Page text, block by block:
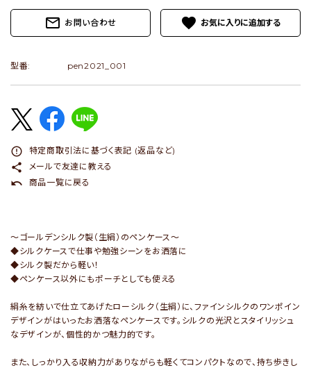
- ご利用ガイド
- まとめ買いでお得
- 配送方法・送料について
- 返品について
- 特定商取引法に基づく表記
- プライバシーポリシー
- 会員登録・メルマガ登録
- お問い合わせ
mail_outline お問い合わせ favorite
型番: pen2021_001
error_outline 特定商取引法に基づく表記 (返品など)
share メールで友達に教える
undo 商品一覧に戻る
～ゴールデンシルク製（生絹）のペンケース～
◆シルクケースで仕事や勉強シーンをお洒落に
◆シルク製だから軽い！
◆ペンケース以外にもポーチとしても使える
絹糸を紡いで仕立てあげたローシルク（生絹）に、ファインシルクのワンポイン
デザインがはいったお洒落なペンケースです。シルクの光沢とスタイリッシュ
なデザインが、個性的かつ魅力的です。
また、しっかり入る収納力がありながらも軽くてコンパクトなので、持ち歩きし